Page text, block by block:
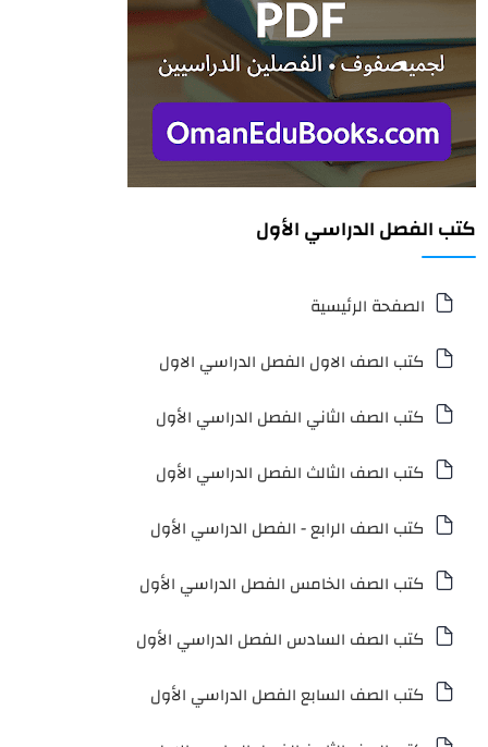
كتب الفصل الدراسي الأول
الصفحة الرئيسية
كتب الصف الاول الفصل الدراسي الاول
كتب الصف الثاني الفصل الدراسي الأول
كتب الصف الثالث الفصل الدراسي الأول
كتب الصف الرابع - الفصل الدراسي الأول
كتب الصف الخامس الفصل الدراسي الأول
كتب الصف السادس الفصل الدراسي الأول
كتب الصف السابع الفصل الدراسي الأول